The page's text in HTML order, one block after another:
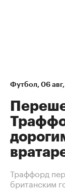
Футбол 06
Траффорд
британским